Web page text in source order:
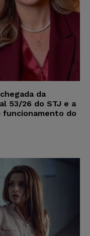
da
53/26 do STJ e a
do